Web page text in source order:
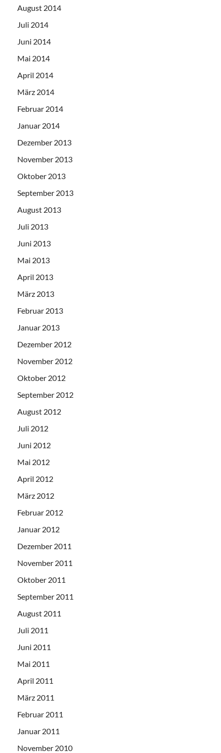
August 2014
Juli 2014
Juni 2014
Mai 2014
April 2014
März 2014
Februar 2014
Januar 2014
Dezember 2013
November 2013
Oktober 2013
September 2013
August 2013
Juli 2013
Juni 2013
Mai 2013
April 2013
März 2013
Februar 2013
Januar 2013
Dezember 2012
November 2012
Oktober 2012
September 2012
August 2012
Juli 2012
Juni 2012
Mai 2012
April 2012
März 2012
Februar 2012
Januar 2012
Dezember 2011
November 2011
Oktober 2011
September 2011
August 2011
Juli 2011
Juni 2011
Mai 2011
April 2011
März 2011
Februar 2011
Januar 2011
November 2010